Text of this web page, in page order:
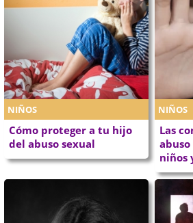
NIÑOS
Cómo proteger a tu hijo
del abuso sexual
NIÑOS
Las
niños